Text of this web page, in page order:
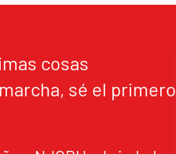
cosas
sé el primero